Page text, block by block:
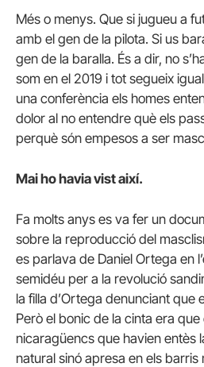
Més o menys. Que si jugueu a
amb el gen de la pilota. Si us
gen de la baralla. És a dir, no
som en el 2019 i tot segueix
una conferència els homes
dolor al no entendre què els
perquè són empesos a ser
Mai ho havia vist així.
Fa molts anys es va fer un
sobre la reproducció del
es parlava de Daniel Ortega en
semidéu per a la revolució
la filla d’Ortega denunciant que
Però el bonic de la cinta era que
nicaragüencs que havien entès
natural sinó apresa en els